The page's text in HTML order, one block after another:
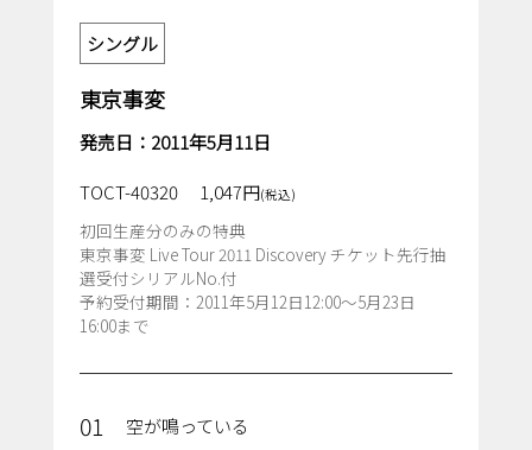
シングル
東京事変
発売日：2011年5月11日
TOCT-40320
1,047円(税込)
初回生産分のみの特典
東京事変 Live Tour 2011 Discovery チケット先行抽
選受付シリアルNo.付
予約受付期間：2011年5月12日12:00～5月23日
16:00まで
01
空が鳴っている